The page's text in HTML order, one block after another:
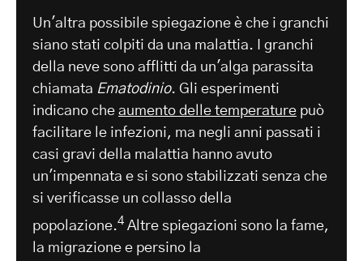
Un'altra possibile spiegazione è che i granchi
siano stati colpiti da una malattia. I granchi
della neve sono afflitti da un'alga parassita
chiamata Ematodinio. Gli esperimenti
indicano che aumento delle temperature può
facilitare le infezioni, ma negli anni passati i
casi gravi della malattia hanno avuto
un'impennata e si sono stabilizzati senza che
si verificasse un collasso della
popolazione.4 Altre spiegazioni sono la fame,
la migrazione e persino la